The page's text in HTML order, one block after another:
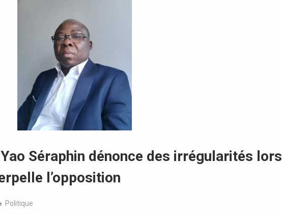
Séraphin dénonce des irrégularités lors
l’opposition
Politique